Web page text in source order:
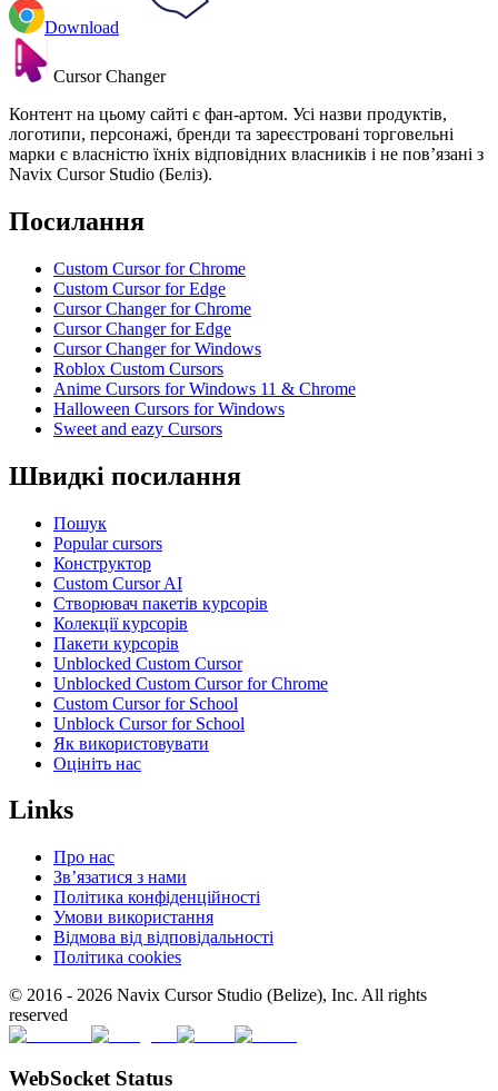
Download
Cursor Changer
Контент на цьому сайті є фан-артом. Усі назви продуктів,
логотипи, персонажі, бренди та зареєстровані торговельні
марки є власністю їхніх відповідних власників і не пов’язані з
Navix Cursor Studio (Беліз).
Посилання
Custom Cursor for Chrome
Custom Cursor for Edge
Cursor Changer for Chrome
Cursor Changer for Edge
Cursor Changer for Windows
Roblox Custom Cursors
Anime Cursors for Windows 11 & Chrome
Halloween Cursors for Windows
Sweet and eazy Cursors
Швидкі посилання
Пошук
Popular cursors
Конструктор
Custom Cursor AI
Створювач пакетів курсорів
Колекції курсорів
Пакети курсорів
Unblocked Custom Cursor
Unblocked Custom Cursor for Chrome
Custom Cursor for School
Unblock Cursor for School
Як використовувати
Оцініть нас
Links
Про нас
Зв’язатися з нами
Політика конфіденційності
Умови використання
Відмова від відповідальності
Політика cookies
© 2016 - 2026 Navix Cursor Studio (Belize), Inc. All rights
reserved
WebSocket Status